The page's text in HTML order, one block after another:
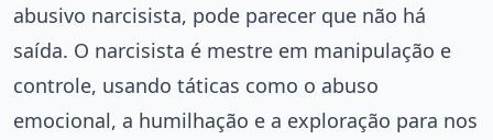
abusivo narcisista, pode parecer que não há
saída. O narcisista é mestre em manipulação e
controle, usando táticas como o abuso
emocional, a humilhação e a exploração para nos